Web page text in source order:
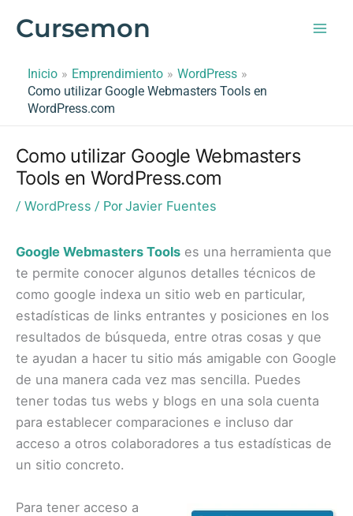
Cursemon
Inicio Emprendimiento
WordPress
Como utilizar Google Webmasters Tools en
WordPress.com
Como utilizar Google Webmasters
Tools en WordPress.com
/ WordPress / PorJavier Fuentes
Google Webmasters Tools es una herramienta que
te permite conocer algunos detalles técnicos de
como google indexa un sitio web en particular,
estadísticas de links entrantes y posiciones en los
resultados de búsqueda, entre otras cosas y que
te ayudan a hacer tu sitio más amigable con Google
de una manera cada vez mas sencilla. Puedes
tener todas tus webs y blogs en una sola cuenta
para establecer comparaciones e incluso dar
acceso a otros colaboradores a tus estadísticas de
un sitio concreto.
Para tener acceso a